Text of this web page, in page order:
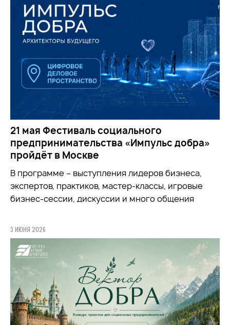
21 мая Фестиваль социального
предпринимательства «Импульс добра»
пройдёт в Москве
В программе – выступления лидеров бизнеса,
экспертов, практиков, мастер-классы, игровые
бизнес-сессии, дискуссии и много общения
3 ИЮНЯ 2026